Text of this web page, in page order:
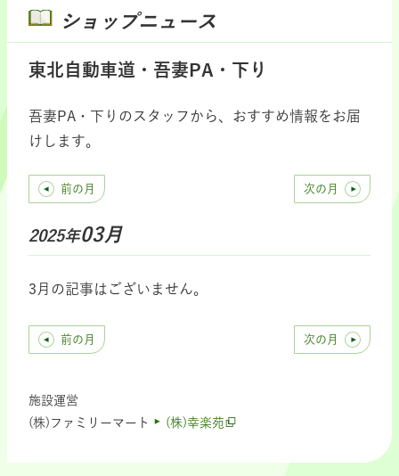
ショップニュース
東北自動車道・吾妻PA・下り
吾妻PA・下りのスタッフから、おすすめ情報をお届
けします。
前の月 次の月
2025年03月
3月の記事はございません。
前の月 次の月
施設運営
(株)ファミリーマート
(株)幸楽苑